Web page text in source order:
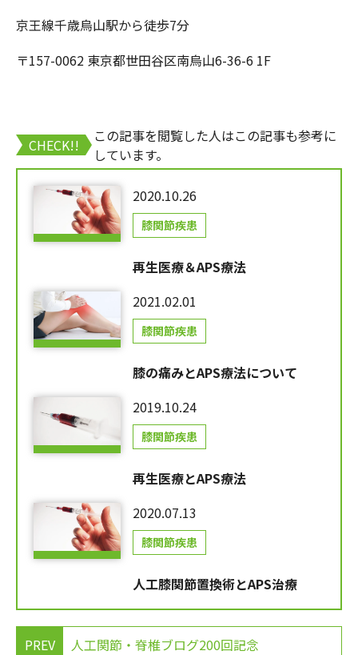
京王線千歳烏山駅から徒歩7分
〒157-0062 東京都世田谷区南烏山6-36-6 1F
CHECK!!
この記事を閲覧した人はこの記事も参考に
しています。
2020.10.26
膝関節疾患
再生医療＆APS療法
2021.02.01
膝関節疾患
膝の痛みとAPS療法について
2019.10.24
膝関節疾患
再生医療とAPS療法
2020.07.13
膝関節疾患
人工膝関節置換術とAPS治療
PREV 人工関節・脊椎ブログ200回記念